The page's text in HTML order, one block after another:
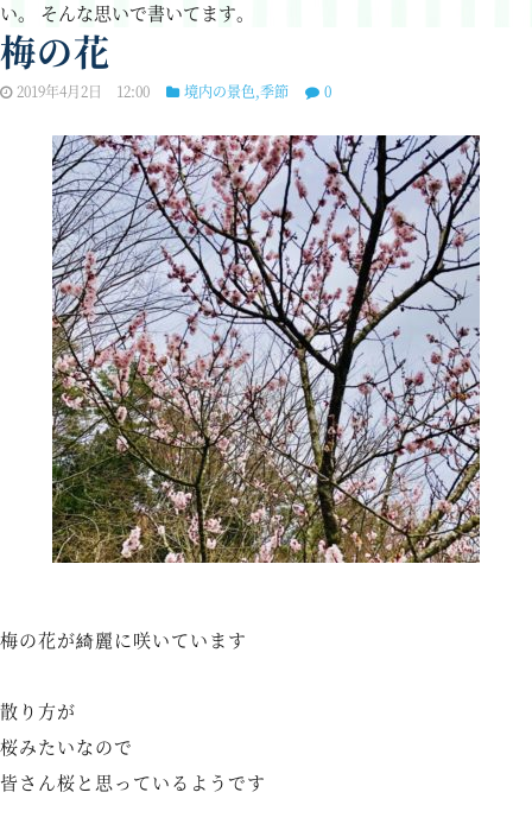
い。 そんな思いで書いてます。
梅の花
2019年4月2日 12:00 境内の景色,季節 0
梅の花が綺麗に咲いています
散り方が
桜みたいなので
皆さん桜と思っているようです